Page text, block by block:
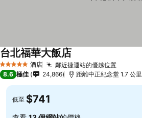
5 星級 酒店 鄰近捷運站的優越位置
台北福華大飯店
8.6 極佳 24,866 距離中正紀念堂 1.7 公里
低至 $741